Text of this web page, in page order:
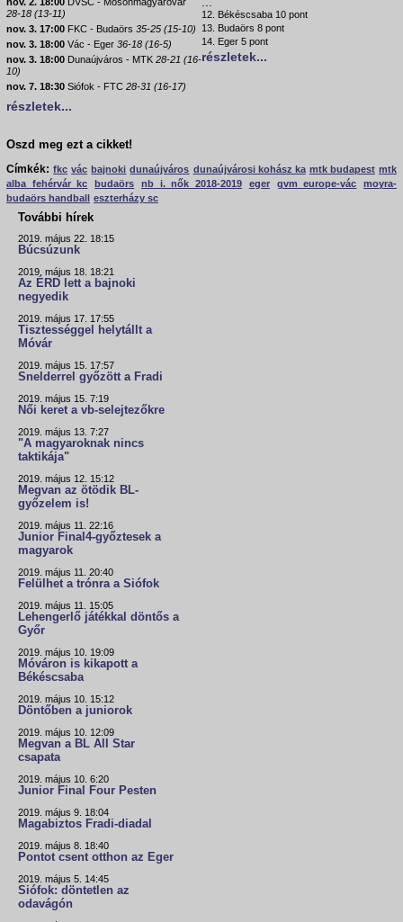
28-18 (13-11)
nov. 3. 17:00 FKC - Budaörs 35-25 (15-10)
nov. 3. 18:00 Vác - Eger 36-18 (16-5)
nov. 3. 18:00 Dunaújváros - MTK 28-21 (16-
10)
nov. 7. 18:30 Siófok - FTC 28-31 (16-17)
részletek...
12. Békéscsaba 10 pont
13. Budaörs 8 pont
14. Eger 5 pont
részletek...
Oszd meg ezt a cikket!
Címkék: fkc vác bajnoki dunaújváros dunaújvárosi kohász ka mtk budapest mtk
alba fehérvár kc
budaörs nb i. nők 2018-2019 eger gvm europe-vác
moyra-
budaörs handball
eszterházy sc
További hírek
2019. május 22. 18:15
Búcsúzunk
2019. május 18. 18:21
Az ÉRD lett a bajnoki
negyedik
2019. május 17. 17:55
Tisztességgel helytállt a
Móvár
2019. május 15. 17:57
Snelderrel győzött a Fradi
2019. május 15. 7:19
Női keret a vb-selejtezőkre
2019. május 13. 7:27
"A magyaroknak nincs
taktikája"
2019. május 12. 15:12
Megvan az ötödik BL-
győzelem is!
2019. május 11. 22:16
Junior Final4-győztesek a
magyarok
2019. május 11. 20:40
Felülhet a trónra a Siófok
2019. május 11. 15:05
Lehengerlő játékkal döntős a
Győr
2019. május 10. 19:09
Móváron is kikapott a
Békéscsaba
2019. május 10. 15:12
Döntőben a juniorok
2019. május 10. 12:09
Megvan a BL All Star
csapata
2019. május 10. 6:20
Junior Final Four Pesten
2019. május 9. 18:04
Magabiztos Fradi-diadal
2019. május 8. 18:40
Pontot csent otthon az Eger
2019. május 5. 14:45
Siófok: döntetlen az
odavágón